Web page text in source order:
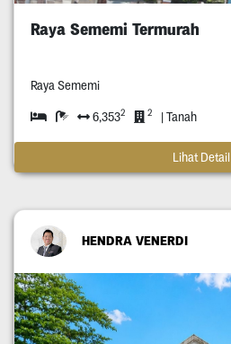
Raya Sememi Termurah
Raya Sememi
6,3532 2 | Tanah
Lihat Detail
HENDRA VENERDI